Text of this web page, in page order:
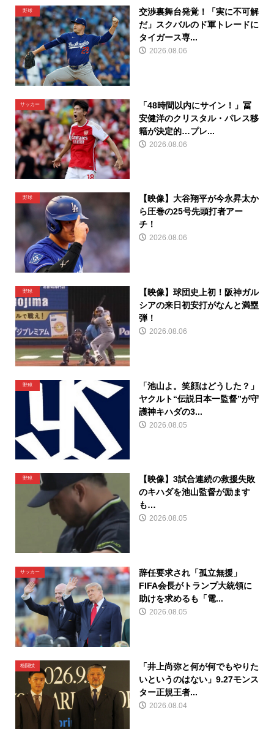
野球
交渉裏舞台発覚！「実に不可解
だ」スクバルのド軍トレードに
タイガース専...
2026.08.06
サッカー
「48時間以内にサイン！」冨
安健洋のクリスタル・パレス移
籍が決定的…プレ...
2026.08.06
野球
【映像】大谷翔平が今永昇太か
ら圧巻の25号先頭打者アー
チ！
2026.08.06
野球
【映像】球団史上初！阪神ガル
シアの来日初安打がなんと満塁
弾！
2026.08.06
野球
「池山よ。笑顔はどうした？」
ヤクルト“伝説日本一監督”が守
護神キハダの3...
2026.08.05
野球
【映像】3試合連続の救援失敗
のキハダを池山監督が励ます
も…
2026.08.05
サッカー
辞任要求され「孤立無援」
FIFA会長がトランプ大統領に
助けを求めるも「電...
2026.08.05
格闘技
「井上尚弥と何が何でもやりた
いというのはない」9.27モンス
ター正規王者...
2026.08.04